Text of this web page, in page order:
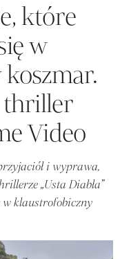
które
w
thriller
Video
i wyprawa,
„Usta Diabła”
w klaustrofobiczny